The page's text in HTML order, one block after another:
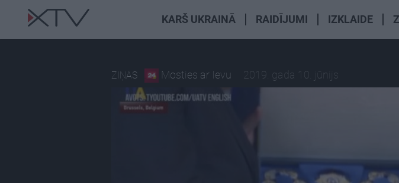
KARŠ UKRAINĀ RAIDĪJUMI IZKLAIDE
ZIŅAS Mosties ar Ievu 2019. gada 10. jūnijs